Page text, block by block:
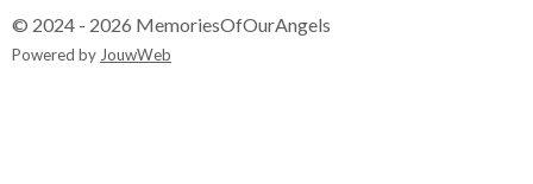
© 2024 - 2026 MemoriesOfOurAngels
Powered by JouwWeb